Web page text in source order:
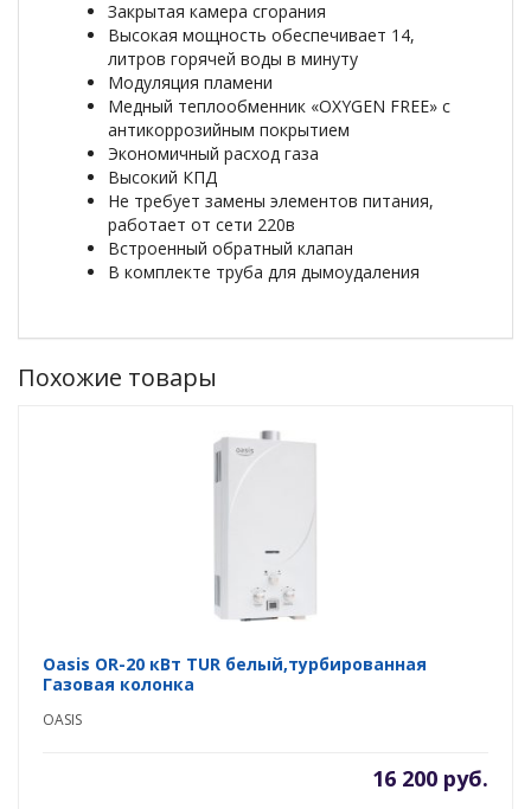
Закрытая камера сгорания
Высокая мощность обеспечивает 14,
литров горячей воды в минуту
Модуляция пламени
Медный теплообменник «OXYGEN FREE» с
антикоррозийным покрытием
Экономичный расход газа
Высокий КПД
Не требует замены элементов питания,
работает от сети 220в
Встроенный обратный клапан
В комплекте труба для дымоудаления
Похожие товары
Oasis OR-20 кВт TUR белый,турбированная
Газовая колонка
OASIS
16 200 руб.